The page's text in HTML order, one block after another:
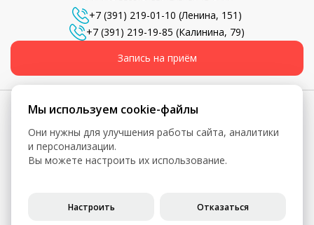
+7 (391) 219-01-10 (Ленина, 151)
+7 (391) 219-19-85 (Калинина, 79)
Запись на приём
© 2026, Бионика - Сеть медицинских центров
Вся информация, включая цены, представлена для
Политика конфиденциальности
Мы используем cookie-файлы
Они нужны для улучшения работы сайта, аналитики
и персонализации.
Вы можете настроить их использование.
Настроить Отказаться